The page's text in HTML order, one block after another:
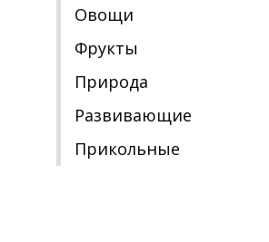
Овощи
Фрукты
Природа
Развивающие
Прикольные